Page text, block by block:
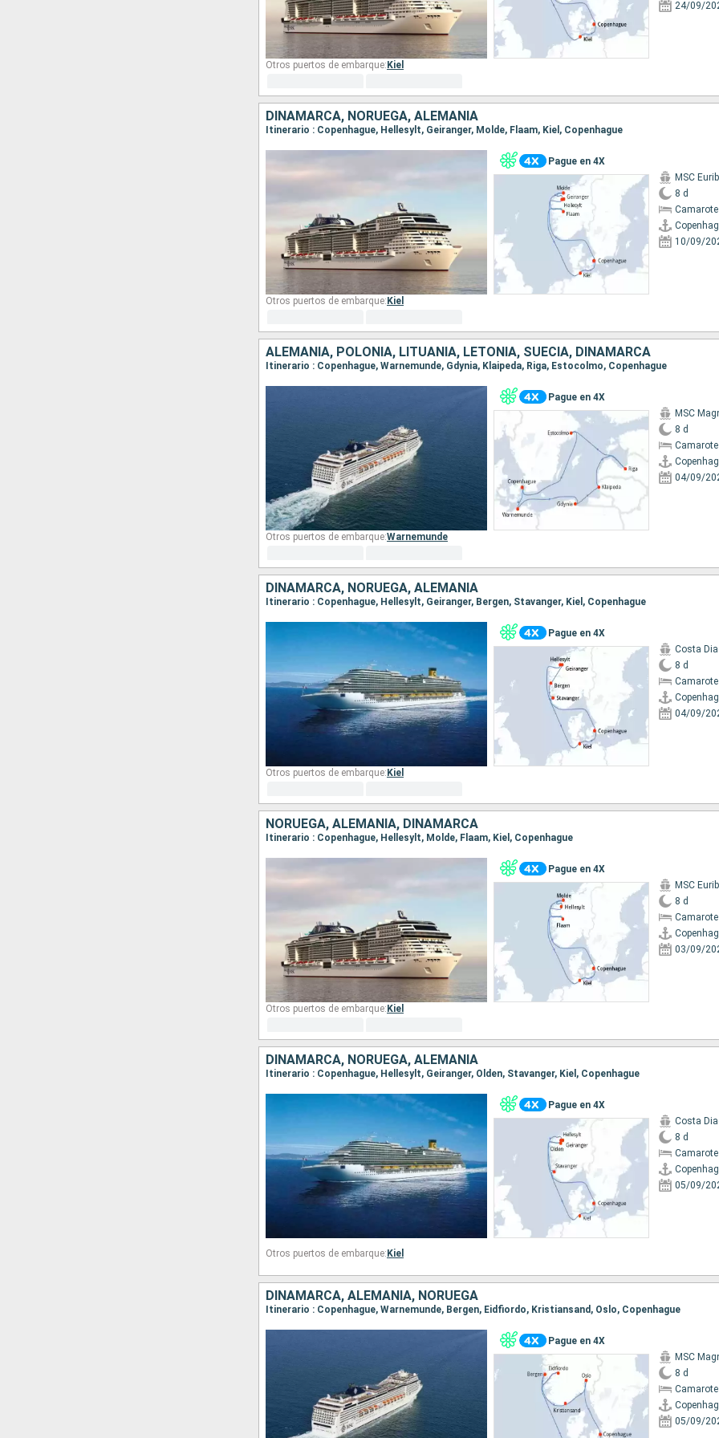
24/09/
Otros puertos de embarque: Kiel
DINAMARCA, NORUEGA, ALEMANIA
Itinerario : Copenhague, Hellesylt, Geiranger, Molde, Flaam, Kiel, Copenhague
Pague en 4X
MSC
8 d
10/09/
Otros puertos de embarque: Kiel
ALEMANIA, POLONIA, LITUANIA, LETONIA, SUECIA, DINAMARCA
Itinerario : Copenhague, Warnemunde, Gdynia, Klaipeda, Riga, Estocolmo, Copenhague
Pague en 4X
MSC
8 d
04/09/
Otros puertos de embarque:Warnemunde
DINAMARCA, NORUEGA, ALEMANIA
Itinerario : Copenhague, Hellesylt, Geiranger, Bergen, Stavanger, Kiel, Copenhague
Pague en 4X
Costa
8 d
04/09/
Otros puertos de embarque: Kiel
NORUEGA, ALEMANIA, DINAMARCA
Itinerario : Copenhague, Hellesylt, Molde, Flaam, Kiel, Copenhague
Pague en 4X
MSC
8 d
03/09/
Otros puertos de embarque: Kiel
DINAMARCA, NORUEGA, ALEMANIA
Itinerario : Copenhague, Hellesylt, Geiranger, Olden, Stavanger, Kiel, Copenhague
Pague en 4X
Costa
8 d
05/09/
Otros puertos de embarque: Kiel
DINAMARCA, ALEMANIA, NORUEGA
Itinerario : Copenhague, Warnemunde, Bergen, Eidfiordo, Kristiansand, Oslo, Copenhague
Pague en 4X
MSC
8 d
05/09/